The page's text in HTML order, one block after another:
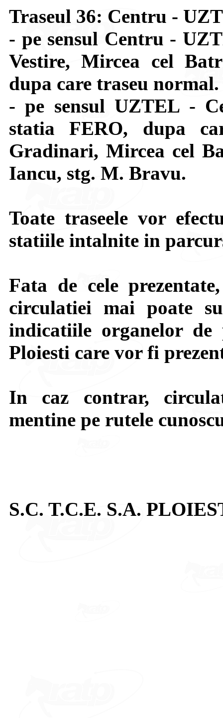
Traseul 36: Centru -
- pe sensul Centru -
Vestire, Mircea cel
dupa care traseu normal.
- pe sensul UZTEL -
statia FERO, dupa
Gradinari, Mircea cel
Iancu, stg. M. Bravu.
Toate traseele vor
statiile intalnite in
Fata de cele
circulatiei mai poate
indicatiile organelor
Ploiesti care vor fi
In caz contrar,
mentine pe rutele
S.C. T.C.E. S.A.